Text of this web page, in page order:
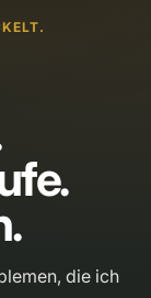
die ich